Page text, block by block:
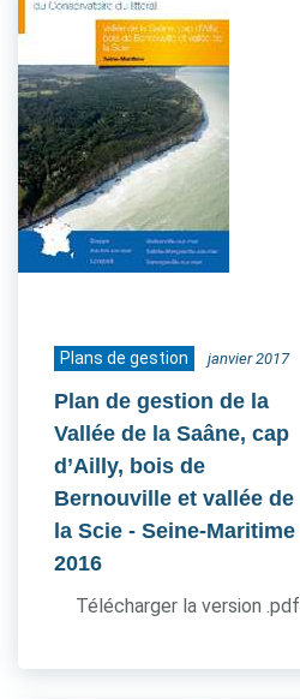
Plans de gestion janvier 2017
Plan de gestion de la
Vallée de la Saâne, cap
d’Ailly, bois de
Bernouville et vallée de
la Scie - Seine-Maritime
2016
Télécharger la version .pdf